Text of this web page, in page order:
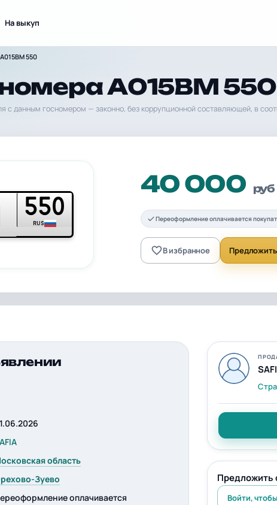
На выкуп
550
А015ВМ 550
данным госномером — законно, без коррупционной составляющей, в
550
RUS
40 000 руб
Переоформление оплачивается
В избранное
область
Зуево
оплачивается
Предложить
Войти,